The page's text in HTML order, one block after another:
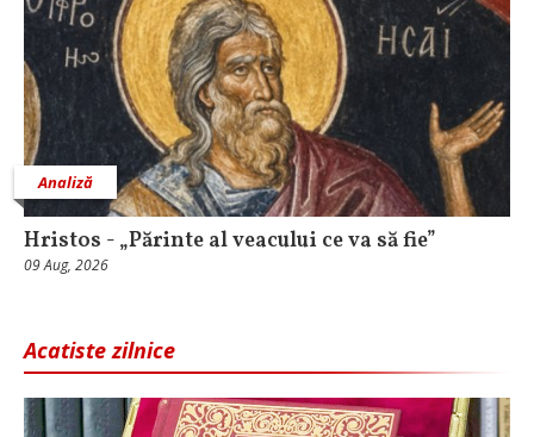
Analiză
Hristos - „Părinte al veacului ce va să fie”
09 Aug, 2026
Acatiste zilnice